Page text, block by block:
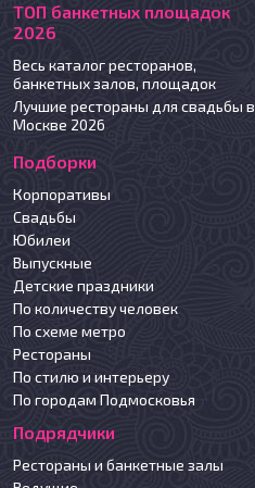
ТОП банкетных площадок
2026
Весь каталог ресторанов,
банкетных залов, площадок
Лучшие рестораны для свадьбы в
Москве 2026
Подборки
Корпоративы
Свадьбы
Юбилеи
Выпускные
Детские праздники
По количеству человек
По схеме метро
Рестораны
По стилю и интерьеру
По городам Подмосковья
Подрядчики
Рестораны и банкетные залы